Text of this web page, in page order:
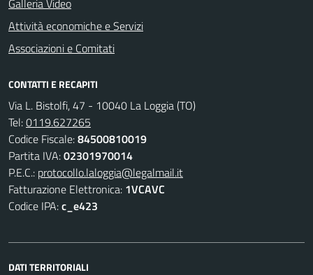
Galleria Video
Attività economiche e Servizi
Associazioni e Comitati
CONTATTI E RECAPITI
Via L. Bistolfi, 47 - 10040 La Loggia (TO)
Tel:0119.627265
Codice Fiscale:84500810019
Partita IVA:02301970014
P.E.C.: protocollo.laloggia@legalmail.it
Fatturazione Elettronica: 1VCAVC
Codice IPA:c_e423
DATI TERRITORIALI